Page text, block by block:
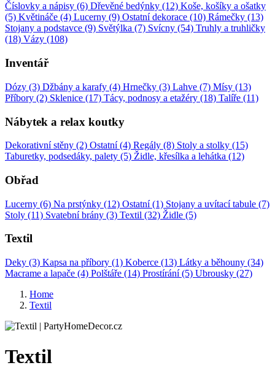
Číslovky a nápisy (6) Dřevěné bedýnky (12) Koše, košíky a ošatky
(5) Květináče (4) Lucerny (9) Ostatní dekorace (10) Rámečky (13)
Stojany a podstavce (9) Světýlka (7) Svícny (54) Truhly a truhličky
(18) Vázy (108)
Inventář
Dózy (3) Džbány a karafy (4) Hrnečky (3) Lahve (7) Mísy (13)
Příbory (2) Sklenice (17) Tácy, podnosy a etažéry (18) Talíře (11)
Nábytek a relax koutky
Dekorativní stěny (2) Ostatní (4) Regály (8) Stoly a stolky (15)
Taburetky, podsedáky, palety (5) Židle, křesílka a lehátka (12)
Obřad
Lucerny (6) Na prstýnky (12) Ostatní (1) Stojany a uvítací tabule (7)
Stoly (11) Svatební brány (3) Textil (32) Židle (5)
Textil
Deky (3) Kapsa na příbory (1) Koberce (13) Látky a běhouny (34)
Macrame a lapače (4) Polštáře (14) Prostírání (5) Ubrousky (27)
Home
Textil
Textil